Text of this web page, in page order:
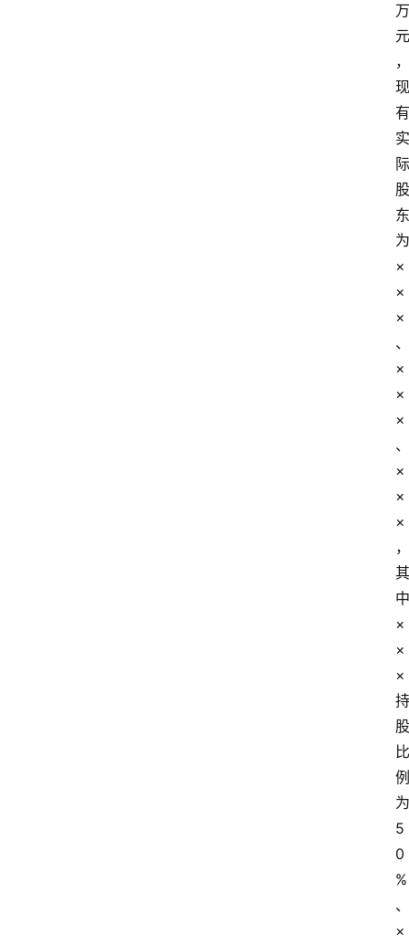
万
元
，
现
有
实
际
股
东
为
×
×
×
、
×
×
×
、
×
×
×
，
其
中
×
×
×
持
股
比
例
为
5
0
%
、
×